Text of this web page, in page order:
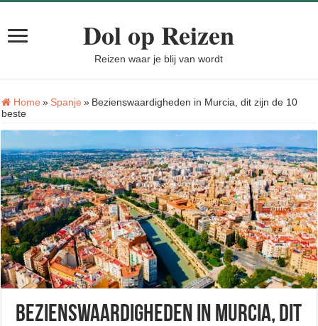
Dol op Reizen
Reizen waar je blij van wordt
Home » Spanje » Bezienswaardigheden in Murcia, dit zijn de 10
beste
Bezienswaardigheden in Murcia, dit